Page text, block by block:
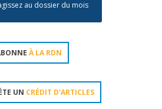
au dossier du mois
À LA RDN
UN CRÉDIT D'ARTICLES